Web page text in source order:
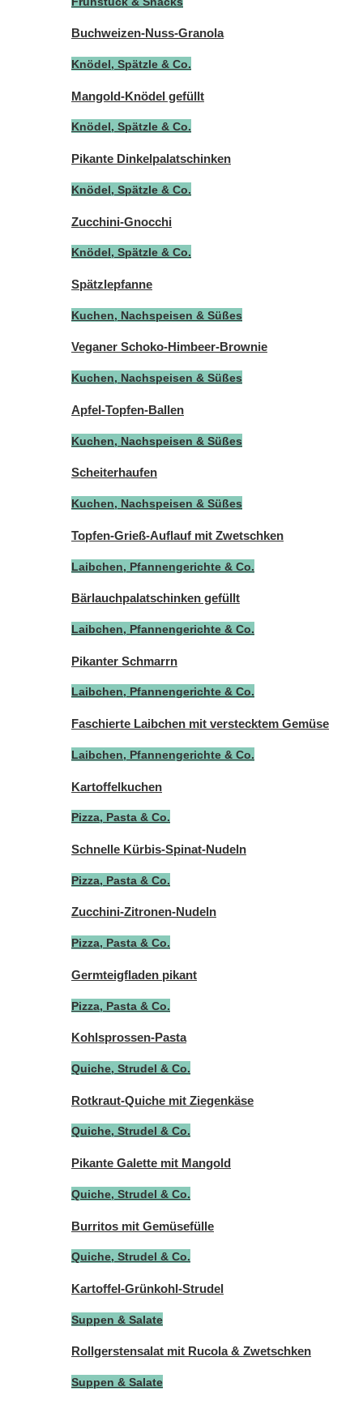
Buchweizen-Nuss-Granola
Knödel, Spätzle & Co.
Mangold-Knödel gefüllt
Knödel, Spätzle & Co.
Pikante Dinkelpalatschinken
Knödel, Spätzle & Co.
Zucchini-Gnocchi
Knödel, Spätzle & Co.
Spätzlepfanne
Kuchen, Nachspeisen & Süßes
Veganer Schoko-Himbeer-Brownie
Kuchen, Nachspeisen & Süßes
Apfel-Topfen-Ballen
Kuchen, Nachspeisen & Süßes
Scheiterhaufen
Kuchen, Nachspeisen & Süßes
Topfen-Grieß-Auflauf mit Zwetschken
Laibchen, Pfannengerichte & Co.
Bärlauchpalatschinken gefüllt
Laibchen, Pfannengerichte & Co.
Pikanter Schmarrn
Laibchen, Pfannengerichte & Co.
Faschierte Laibchen mit verstecktem Gemüse
Laibchen, Pfannengerichte & Co.
Kartoffelkuchen
Pizza, Pasta & Co.
Schnelle Kürbis-Spinat-Nudeln
Pizza, Pasta & Co.
Zucchini-Zitronen-Nudeln
Pizza, Pasta & Co.
Germteigfladen pikant
Pizza, Pasta & Co.
Kohlsprossen-Pasta
Quiche, Strudel & Co.
Rotkraut-Quiche mit Ziegenkäse
Quiche, Strudel & Co.
Pikante Galette mit Mangold
Quiche, Strudel & Co.
Burritos mit Gemüsefülle
Quiche, Strudel & Co.
Kartoffel-Grünkohl-Strudel
Suppen & Salate
Rollgerstensalat mit Rucola & Zwetschken
Suppen & Salate